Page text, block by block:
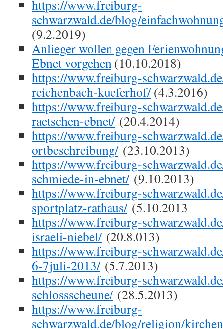
https://www.freiburg-
schwarzwald.de/blog/
(9.2.2019)
Anlieger wollen gegen
Ebnet vorgehen (10.10.2018)
https://www.freiburg-
reichenbach-kueferhof/(4.3.2016)
https://www.freiburg-
raetschen-ebnet/(20.4.2014)
https://www.freiburg-
ortbeschreibung/(23.10.2013)
https://www.freiburg-
schmiede-in-ebnet/(9.10.2013)
https://www.freiburg-
sportplatz-rathaus/(5.10.2013
https://www.freiburg-
israeli-niebel/(20.8.013)
https://www.freiburg-
6-7juli-2013/(5.7.2013)
https://www.freiburg-
schlossscheune/(28.5.2013)
https://www.freiburg-
schwarzwald.de/blog/religion/